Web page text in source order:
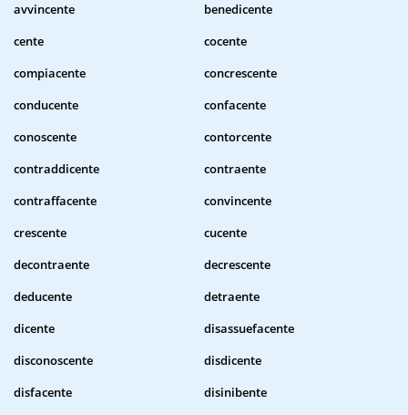
avvincente
benedicente
cente
cocente
compiacente
concrescente
conducente
confacente
conoscente
contorcente
contraddicente
contraente
contraffacente
convincente
crescente
cucente
decontraente
decrescente
deducente
detraente
dicente
disassuefacente
disconoscente
disdicente
disfacente
disinibente